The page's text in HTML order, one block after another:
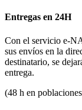
Entregas en 24H
Con el servicio e-
sus envíos en la
destinatario, se
entrega.
(48 h en